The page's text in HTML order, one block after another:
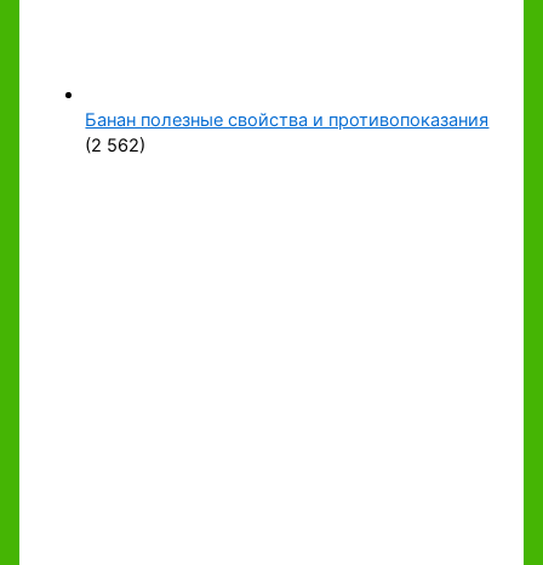
Банан полезные свойства и противопоказания
(2 562)